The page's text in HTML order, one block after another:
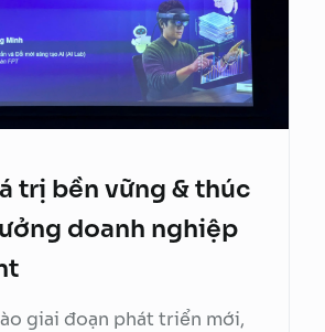
trị bền vững & thúc
doanh nghiệp
giai đoạn phát triển mới,